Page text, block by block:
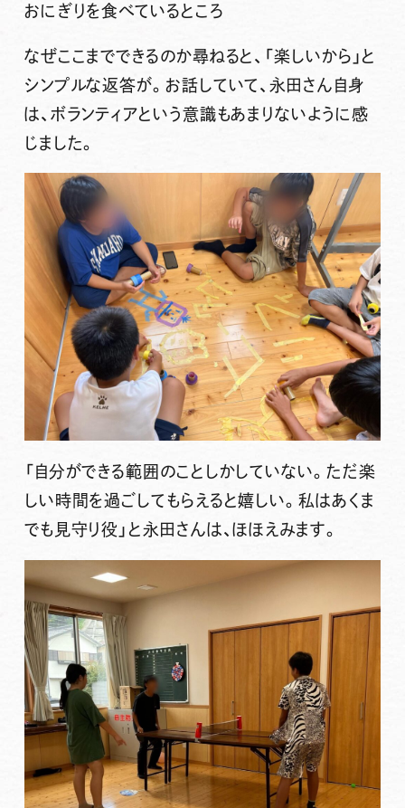
おにぎりを食べているところ
なぜここまでできるのか尋ねると、「楽しいから」と
シンプルな返答が。お話していて、永田さん自身
は、ボランティアという意識もあまりないように感
じました。
「自分ができる範囲のことしかしていない。ただ楽
しい時間を過ごしてもらえると嬉しい。私はあくま
でも見守り役」と永田さんは、ほほえみます。